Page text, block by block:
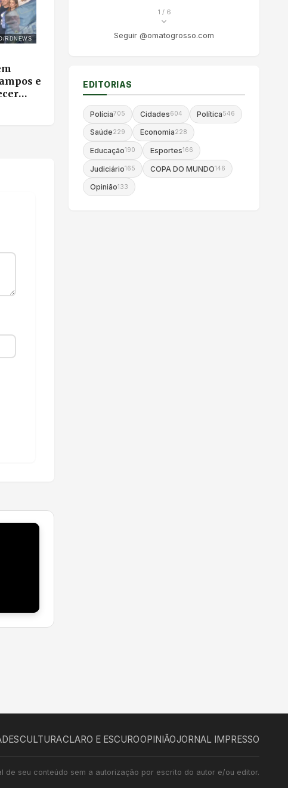
RDNEWS
e
1 / 6
Seguir @omatogrosso.com
EDITORIAS
Polícia705 Cidades604 Política546
Saúde229 Economia228
Educação190 Esportes166
Judiciário165 COPA DO MUNDO146
Opinião133
CULTURACLARO E ESCUROOPINIÃOJORNAL IMPRESSO
de seu conteúdo sem a autorização por escrito do autor e/ou editor.